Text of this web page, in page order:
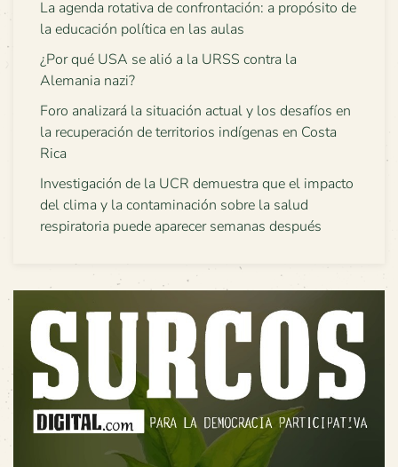
La agenda rotativa de confrontación: a propósito de
la educación política en las aulas
¿Por qué USA se alió a la URSS contra la
Alemania nazi?
Foro analizará la situación actual y los desafíos en
la recuperación de territorios indígenas en Costa
Rica
Investigación de la UCR demuestra que el impacto
del clima y la contaminación sobre la salud
respiratoria puede aparecer semanas después